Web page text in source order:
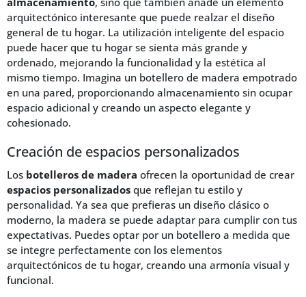
arquitectónico interesante que puede realzar el diseño
general de tu hogar. La utilización inteligente del espacio
puede hacer que tu hogar se sienta más grande y
ordenado, mejorando la funcionalidad y la estética al
mismo tiempo. Imagina un botellero de madera empotrado
en una pared, proporcionando almacenamiento sin ocupar
espacio adicional y creando un aspecto elegante y
cohesionado.
Creación de espacios personalizados
Los botelleros de madera ofrecen la oportunidad de crear
espacios personalizados que reflejan tu estilo y
personalidad. Ya sea que prefieras un diseño clásico o
moderno, la madera se puede adaptar para cumplir con tus
expectativas. Puedes optar por un botellero a medida que
se integre perfectamente con los elementos
arquitectónicos de tu hogar, creando una armonía visual y
funcional.